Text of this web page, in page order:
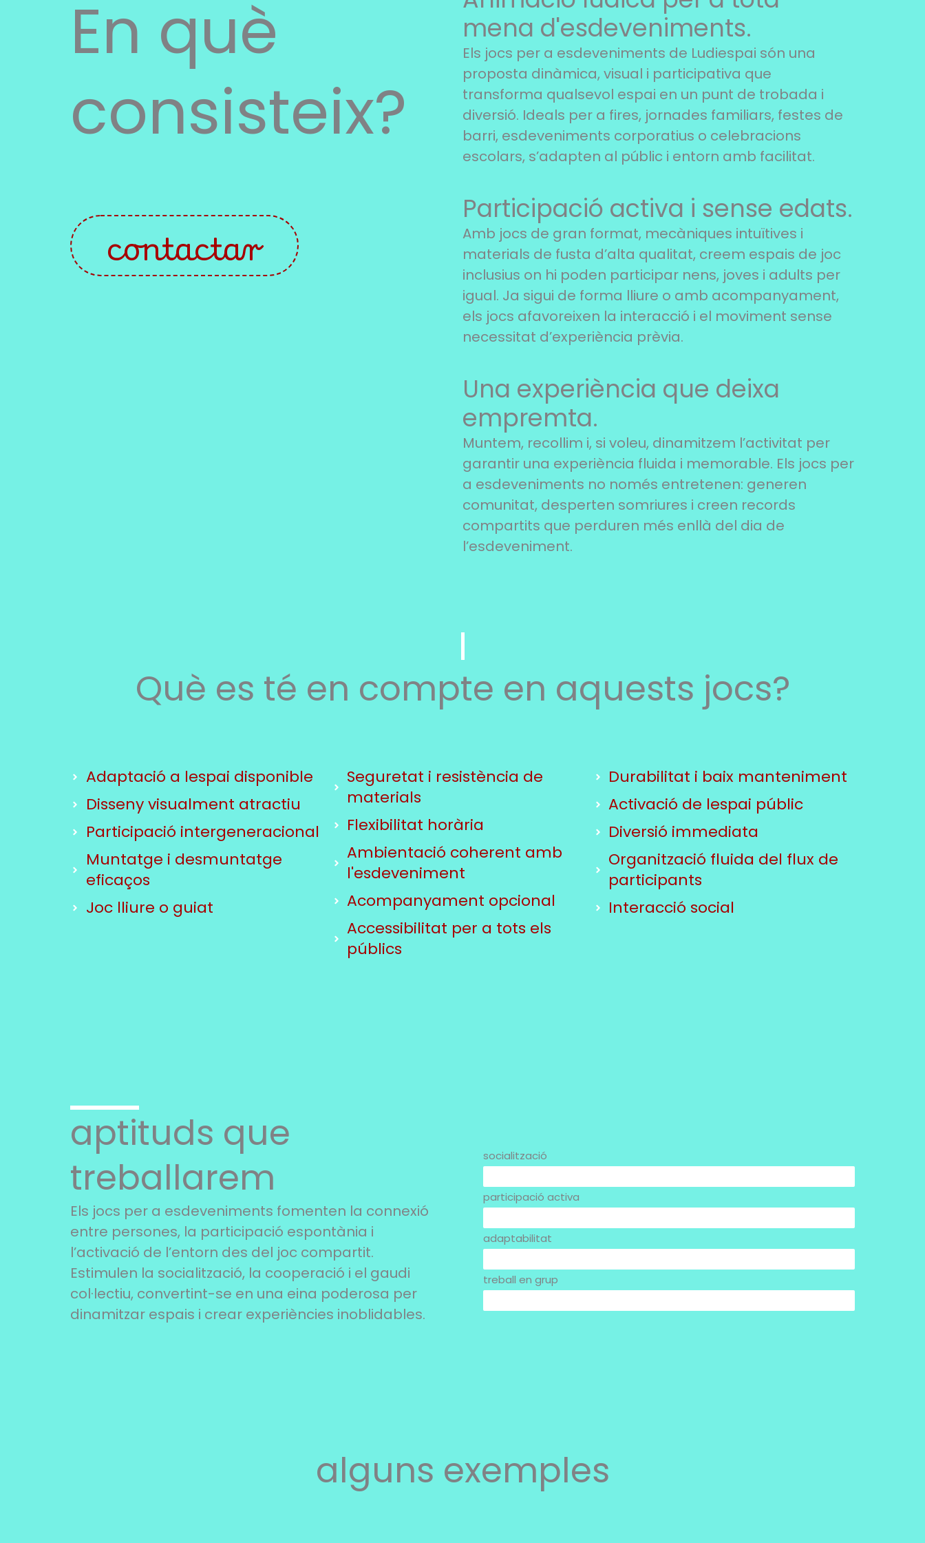
En què
consisteix?
contactar
mena d'esdeveniments.
Els jocs per a esdeveniments de Ludiespai són una
proposta dinàmica, visual i participativa que
transforma qualsevol espai en un punt de trobada i
diversió. Ideals per a fires, jornades familiars, festes de
barri, esdeveniments corporatius o celebracions
escolars, s’adapten al públic i entorn amb facilitat.
Participació activa i sense edats.
Amb jocs de gran format, mecàniques intuïtives i
materials de fusta d’alta qualitat, creem espais de joc
inclusius on hi poden participar nens, joves i adults per
igual. Ja sigui de forma lliure o amb acompanyament,
els jocs afavoreixen la interacció i el moviment sense
necessitat d’experiència prèvia.
Una experiència que deixa
empremta.
Muntem, recollim i, si voleu, dinamitzem l’activitat per
garantir una experiència fluida i memorable. Els jocs per
a esdeveniments no només entretenen: generen
comunitat, desperten somriures i creen records
compartits que perduren més enllà del dia de
l’esdeveniment.
Què es té en compte en aquests jocs?
Adaptació a lespai disponible
Disseny visualment atractiu
Participació intergeneracional
Muntatge i desmuntatge
eficaços
Joc lliure o guiat
Seguretat i resistència de
materials
Flexibilitat horària
Ambientació coherent amb
l'esdeveniment
Acompanyament opcional
Accessibilitat per a tots els
públics
Durabilitat i baix manteniment
Activació de lespai públic
Diversió immediata
Organització fluida del flux de
participants
Interacció social
aptituds que
treballarem
Els jocs per a esdeveniments fomenten la connexió
entre persones, la participació espontània i
l’activació de l’entorn des del joc compartit.
Estimulen la socialització, la cooperació i el gaudi
col·lectiu, convertint-se en una eina poderosa per
dinamitzar espais i crear experiències inoblidables.
socialització
participació activa
adaptabilitat
treball en grup
alguns exemples